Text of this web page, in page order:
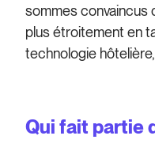
sommes convaincus
plus étroitement en
technologie
Qui fait partie